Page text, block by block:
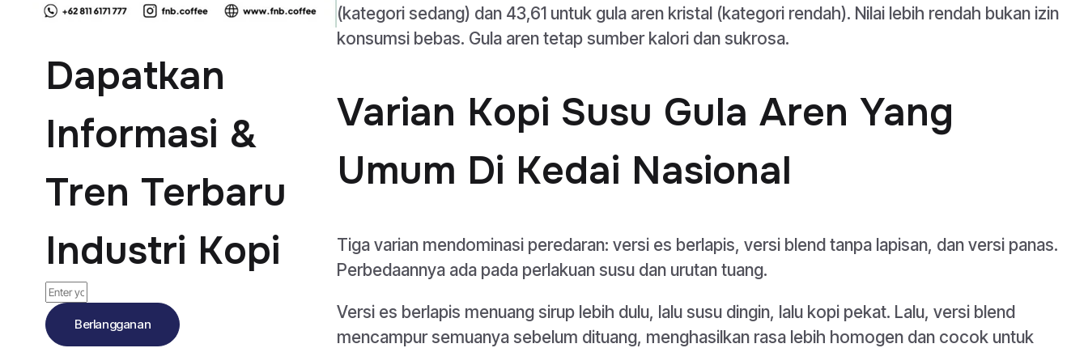
Dapatkan
Informasi &
Tren Terbaru
Industri Kopi
Berlangganan
(kategori sedang) dan 43,61 untuk gula aren kristal (kategori rendah). Nilai lebih rendah bukan izin
konsumsi bebas. Gula aren tetap sumber kalori dan sukrosa.
Varian Kopi Susu Gula Aren Yang
Umum Di Kedai Nasional
Tiga varian mendominasi peredaran: versi es berlapis, versi blend tanpa lapisan, dan versi panas.
Perbedaannya ada pada perlakuan susu dan urutan tuang.
Versi es berlapis menuang sirup lebih dulu, lalu susu dingin, lalu kopi pekat. Lalu, versi blend
mencampur semuanya sebelum dituang, menghasilkan rasa lebih homogen dan cocok untuk